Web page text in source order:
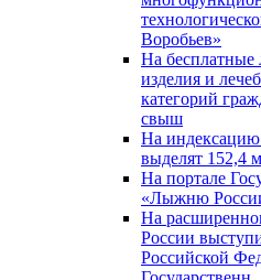
Воробьев»
На бесплатные
изделия и
категорий
свыш
На индексацию
выделят 152,4
На портале
«Лыжню
На
России
Российской